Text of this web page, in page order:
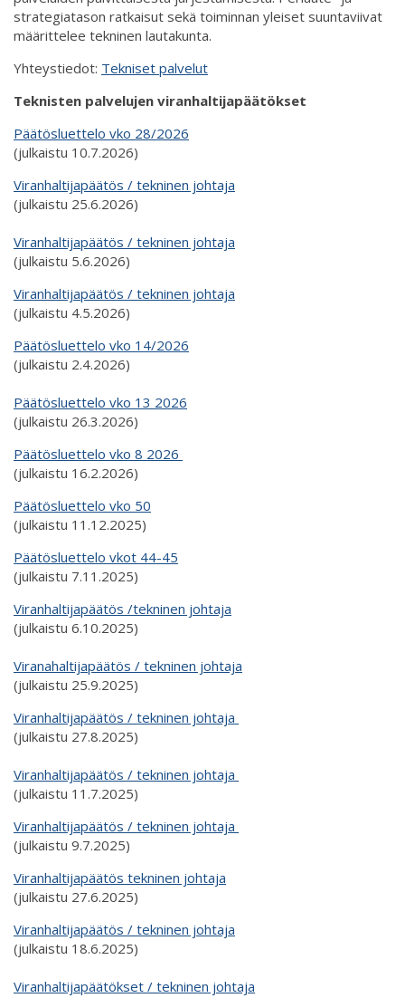
strategiatason ratkaisut sekä toiminnan yleiset suuntaviivat
määrittelee tekninen lautakunta.
Yhteystiedot: Tekniset palvelut
Teknisten palvelujen viranhaltijapäätökset
Päätösluettelo vko 28/2026
(julkaistu 10.7.2026)
Viranhaltijapäätös / tekninen johtaja
(julkaistu 25.6.2026)
Viranhaltijapäätös / tekninen johtaja
(julkaistu 5.6.2026)
Viranhaltijapäätös / tekninen johtaja
(julkaistu 4.5.2026)
Päätösluettelo vko 14/2026
(julkaistu 2.4.2026)
Päätösluettelo vko 13 2026
(julkaistu 26.3.2026)
Päätösluettelo vko 8 2026
(julkaistu 16.2.2026)
Päätösluettelo vko 50
(julkaistu 11.12.2025)
Päätösluettelo vkot 44-45
(julkaistu 7.11.2025)
Viranhaltijapäätös /tekninen johtaja
(julkaistu 6.10.2025)
Viranahaltijapäätös / tekninen johtaja
(julkaistu 25.9.2025)
Viranhaltijapäätös / tekninen johtaja
(julkaistu 27.8.2025)
Viranhaltijapäätös / tekninen johtaja
(julkaistu 11.7.2025)
Viranhaltijapäätös / tekninen johtaja
(julkaistu 9.7.2025)
Viranhaltijapäätös tekninen johtaja
(julkaistu 27.6.2025)
Viranhaltijapäätös / tekninen johtaja
(julkaistu 18.6.2025)
Viranhaltijapäätökset / tekninen johtaja